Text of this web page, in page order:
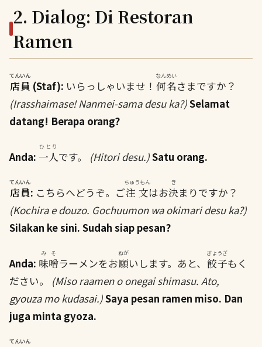
2. Dialog: Di Restoran
Ramen
店員
てんいん
(Staf): いらっしゃいませ！ 何名
なんめい
さまですか？
(Irasshaimase! Nanmei-sama desu ka?)Selamat
datang! Berapa orang?
Anda: 一人
ひとり
です。 (Hitori desu.)Satu orang.
店員
てんいん
: こちらへどうぞ。ご注文
ちゅうもん
はお決
き
まりですか？
(Kochira e douzo. Gochuumon wa okimari desu ka?)
Silakan ke sini. Sudah siap pesan?
Anda: 味噌
みそ
ラーメンをお願
ねが
いします。あと、 餃子
ぎょうざ
もく
ださい。 (Miso raamen o onegai shimasu. Ato,
gyouza mo kudasai.)Saya pesan ramen miso. Dan
juga minta gyoza.
てんいん